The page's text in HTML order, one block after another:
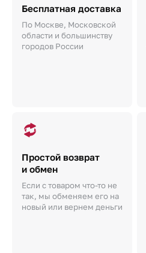
Бесплатная доставка
По Москве, Московской
области и большинству
городов России
Простой возврат
и обмен
Если с товаром что-то не
так, мы обменяем его на
новый или вернем деньги